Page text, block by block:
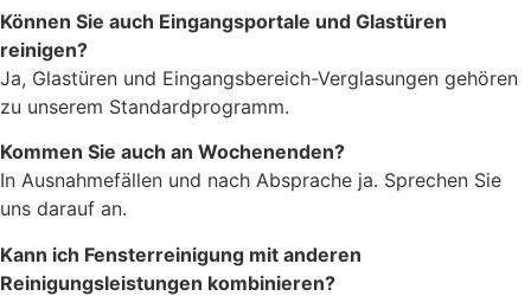
Können Sie auch Eingangsportale und Glastüren
reinigen?
Ja, Glastüren und Eingangsbereich-Verglasungen gehören
zu unserem Standardprogramm.
Kommen Sie auch an Wochenenden?
In Ausnahmefällen und nach Absprache ja. Sprechen Sie
uns darauf an.
Kann ich Fensterreinigung mit anderen
Reinigungsleistungen kombinieren?